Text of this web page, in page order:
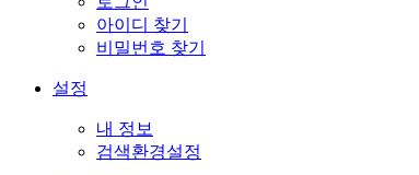
아이디 찾기
비밀번호 찾기
설정
내 정보
검색환경설정